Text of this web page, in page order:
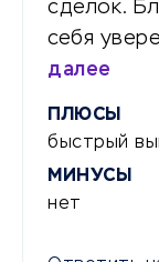
сделок.
себя
далее
ПЛЮСЫ
быстрый
МИНУСЫ
нет